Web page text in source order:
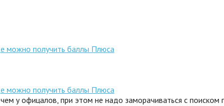
можно получить баллы Плюса
можно получить баллы Плюса
у офицалов, при этом не надо заморачиваться с поиском